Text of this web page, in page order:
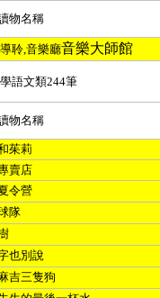
物名稱
導聆,音樂廳音樂大師館
語文類244筆
物名稱
茱莉
賣店
令營
隊
也別說
吉三隻狗